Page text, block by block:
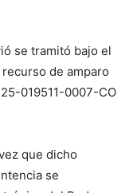
se tramitó bajo el
de amparo
019511-0007-CO
que dicho
se